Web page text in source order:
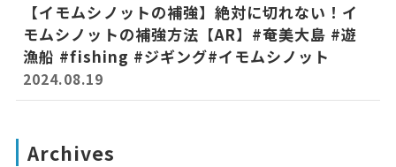
【イモムシノットの補強】絶対に切れない！イ
モムシノットの補強方法【AR】#奄美大島 #遊
漁船 #fishing #ジギング#イモムシノット
2024.08.19
Archives